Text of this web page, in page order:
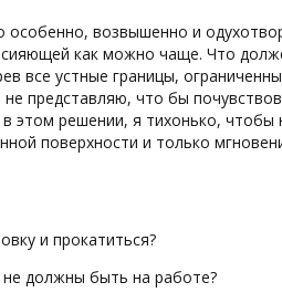
возвышенно и
как можно чаще. Что
все устные границы,
представляю, что бы
этом решении, я тихонько, чтобы
поверхности и только
и прокатиться?
должны быть на работе?